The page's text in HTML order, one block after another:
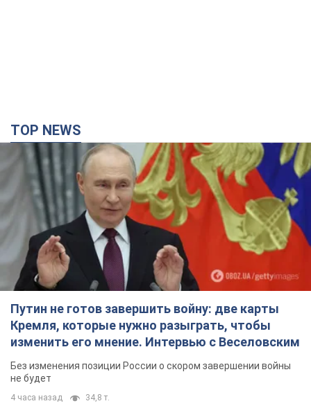
TOP NEWS
Путин не готов завершить войну: две карты
Кремля, которые нужно разыграть, чтобы
изменить его мнение. Интервью с Веселовским
Без изменения позиции России о скором завершении войны
не будет
4 часа назад 34,8 т.